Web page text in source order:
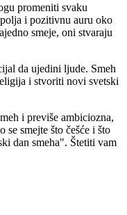
promeniti svaku
i pozitivnu auru oko
smeje, oni stvaraju
da ujedini ljude. Smeh
i stvoriti novi svetski
i previše ambiciozna,
se smejte što češće i što
dan smeha". Štetiti vam